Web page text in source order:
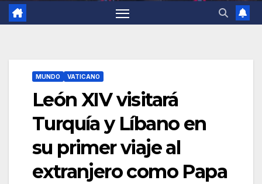
MUNDO VATICANO
León XIV visitará
Turquía y Líbano en
su primer viaje al
extranjero como Papa